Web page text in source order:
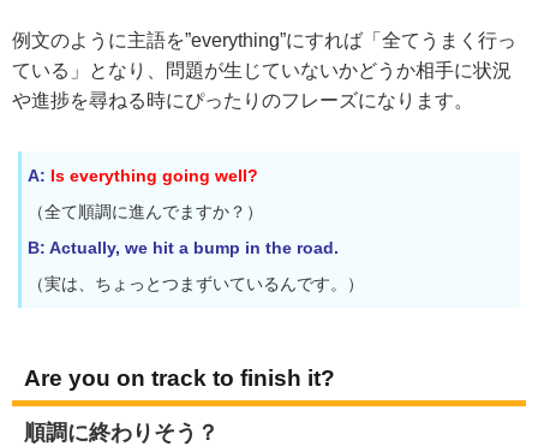
例文のように主語を”everything”にすれば「全てうまく行っ
ている」となり、問題が生じていないかどうか相手に状況
や進捗を尋ねる時にぴったりのフレーズになります。
A: Is everything going well?
（全て順調に進んでますか？）
B: Actually, we hit a bump in the road.
（実は、ちょっとつまずいているんです。）
Are you on track to finish it?
順調に終わりそう？